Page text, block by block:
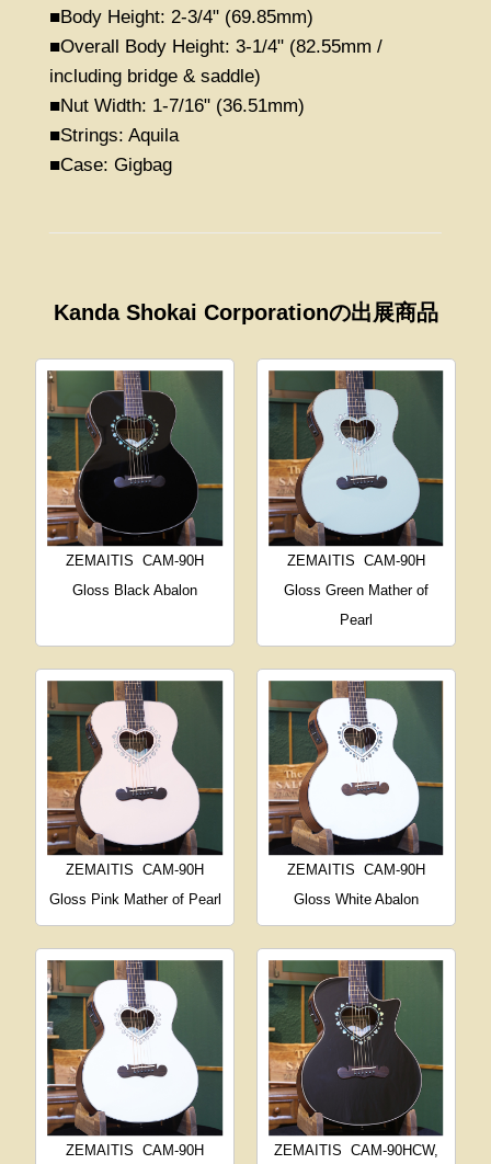
■Body Height: 2-3/4" (69.85mm)
■Overall Body Height: 3-1/4" (82.55mm /
including bridge & saddle)
■Nut Width: 1-7/16" (36.51mm)
■Strings: Aquila
■Case: Gigbag
Kanda Shokai Corporationの出展商品
ZEMAITIS
CAM-90H
Gloss Black Abalon
ZEMAITIS CAM-90H
Gloss Green Mather of
Pearl
ZEMAITIS
CAM-90H
Gloss Pink Mather of Pearl
ZEMAITIS CAM-90H
Gloss White Abalon
ZEMAITIS CAM-90H ZEMAITIS CAM-90HCW,